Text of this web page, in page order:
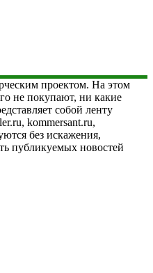
проектом. На этом
не покупают, ни какие
собой ленту
kommersant.ru,
без искажения,
публикуемых новостей